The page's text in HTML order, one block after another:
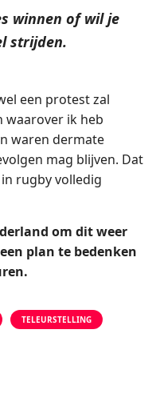
winnen of wil je
strijden.
een protest zal
waarover ik heb
waren dermate
mag blijven. Dat
rugby volledig
om dit weer
plan te bedenken
TELEURSTELLING